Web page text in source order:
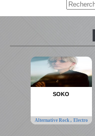
SOKO
Alternative Rock , Electro